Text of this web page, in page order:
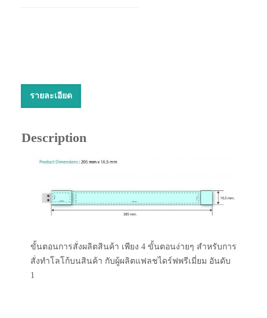
รายละเอียด
Description
ขั้นตอนการสั่งผลิตสินค้า เพียง 4 ขั้นตอนง่ายๆ สำหรับการ
สั่งทำโลโก้บนสินค้า กับผู้ผลิตแฟลชไดร์ฟพรีเมี่ยม อันดับ
1